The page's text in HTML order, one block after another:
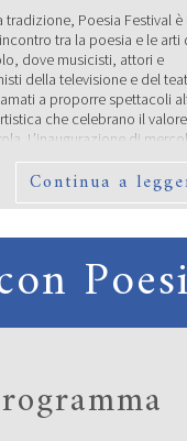
tradizione, Poesia Festival è
tra la poesia e le arti
dove musicisti, attori e
della televisione e del
a proporre spettacoli
che celebrano il valore
L’inaugurazione di
a Vignola vedrà
della canzone italiana
Continua a
I
composta da Roberto
Emilio Rentocchini, Marco
(Presidente) e Licia Miani
della Giuria) ha scelto di